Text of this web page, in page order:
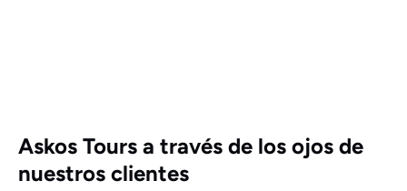
Askos Tours a través de los ojos de
nuestros clientes